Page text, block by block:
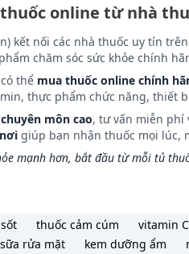
tuy nhiên khi dùng liều
đường uống. Uống thuốc
quá 3 viên/ngày.
online từ nhà
kết nối các nhà thuốc uy tín
chăm sóc sức khỏe chính
thể mua thuốc online chính
thực phẩm chức năng, thiết
môn cao, tư vấn miễn phí
giúp bạn nhận thuốc mọi lúc,
mạnh hơn, bắt đầu từ mỗi tủ
thuốc cảm cúm vitamin C
sữa rửa mặt kem dưỡng ẩm